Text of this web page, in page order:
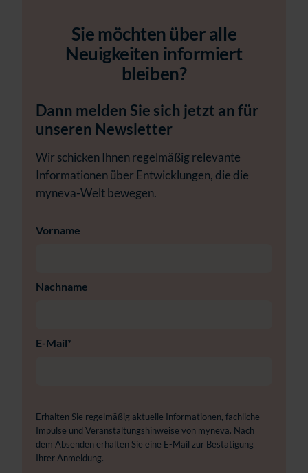
Sie möchten über alle
Neuigkeiten informiert
bleiben?
Dann melden Sie sich jetzt an für
unseren Newsletter
Wir schicken Ihnen regelmäßig relevante
Informationen über Entwicklungen, die die
myneva-Welt bewegen.
Vorname
Nachname
E-Mail*
Erhalten Sie regelmäßig aktuelle Informationen, fachliche
Impulse und Veranstaltungshinweise von myneva. Nach
dem Absenden erhalten Sie eine E-Mail zur Bestätigung
Ihrer Anmeldung.